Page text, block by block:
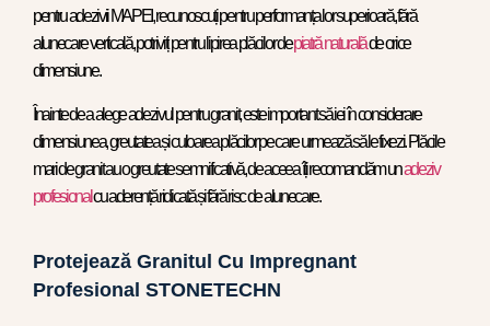
pentru adezivii MAPEI, recunoscuți pentru performanța lor superioară, fără
alunecare verticală, potriviți pentru lipirea plăcilor depiatră naturalăde orice
dimensiune.
Înainte de a alege adezivul pentru granit, este important să iei în considerare
dimensiunea, greutatea și culoarea plăcilor pe care urmează să le fixezi. Plăcile
mari de granit au o greutate semnificativă, de aceea îți recomandăm unadeziv
profesionalcu aderență ridicată și fără risc de alunecare.
Protejează Granitul Cu Impregnant
Profesional STONETECHN